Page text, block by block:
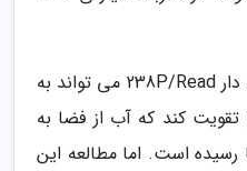
کشف بخار آب در اطراف دنباله دار 238P/Read می تواند به
تقویت کند که آب از فضا به
رسیده است. اما مطالعه این